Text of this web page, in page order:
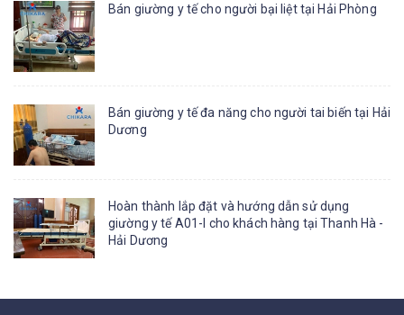
Bán giường y tế cho người bại liệt tại Hải Phòng
Bán giường y tế đa năng cho người tai biến tại Hải
Dương
Hoàn thành lắp đặt và hướng dẫn sử dụng
giường y tế A01-I cho khách hàng tại Thanh Hà -
Hải Dương